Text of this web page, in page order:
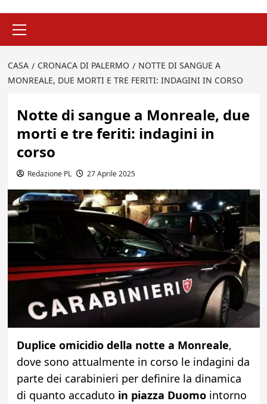
principale
CASA CRONACA DI PALERMO
NOTTE DI SANGUE A
MONREALE, DUE MORTI E TRE FERITI: INDAGINI IN CORSO
Notte di sangue a Monreale, due
morti e tre feriti: indagini in
corso
Redazione PL 27 Aprile 2025
Duplice omicidio della notte a Monreale,
dove sono attualmente in corso le indagini da
parte dei carabinieri per definire la dinamica
di quanto accaduto in piazza Duomointorno